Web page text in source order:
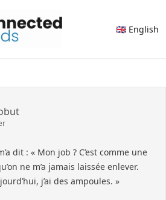
🇬🇧 English
dit : « Mon job ? C’est comme une
ne m’a jamais laissée enlever.
j’ai des ampoules. »